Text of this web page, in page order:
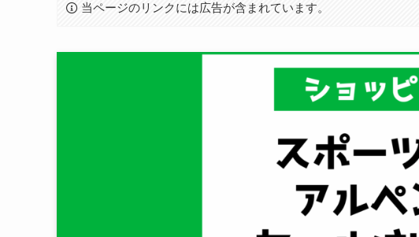
当ページのリンクには広告が含まれています。